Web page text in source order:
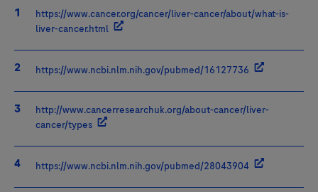
https://www.cancer.org/cancer/liver-cancer/about/what-is-
liver-cancer.html
https://www.ncbi.nlm.nih.gov/pubmed/16127736
http://www.cancerresearchuk.org/about-cancer/liver-
cancer/types
https://www.ncbi.nlm.nih.gov/pubmed/28043904